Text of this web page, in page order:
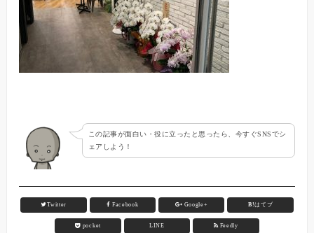
この記事が面白い・役に立ったと思ったら、今すぐSNSでシ
ェアしよう！
Twitter Facebook Google+ B!はてブ
pocket LINE Feedly